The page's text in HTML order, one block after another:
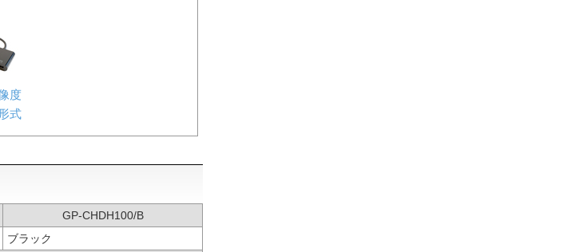
度
式
GP-CHDH100/B
ブラック